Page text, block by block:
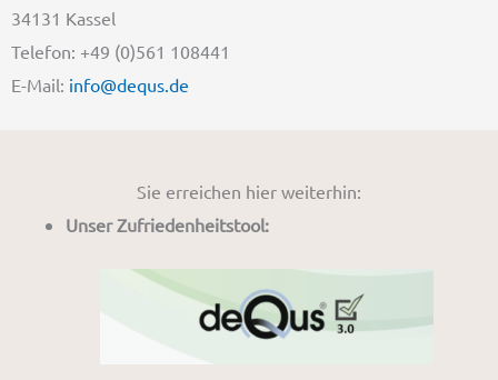
34131 Kassel
Telefon: +49 (0)561 108441
E-Mail: info@dequs.de
Sie erreichen hier weiterhin:
Unser Zufriedenheitstool: